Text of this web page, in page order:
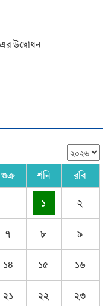
এর উদ্বোধন
শুক্র শনি রবি
১ ২
৭ ৮ ৯
১৪ ১৫ ১৬
২১ ২২ ২৩